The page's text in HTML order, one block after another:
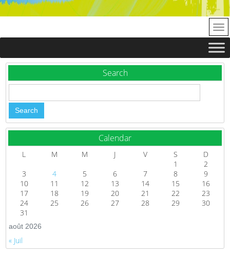
Search
Calendar
août 2026
L M M J V S
D
1
2
3
4 5 6 7 8
9
10
11 12 13 14 15
16
17
18 19 20 21 22
23
24
25 26 27 28 29
30
31
« Juil